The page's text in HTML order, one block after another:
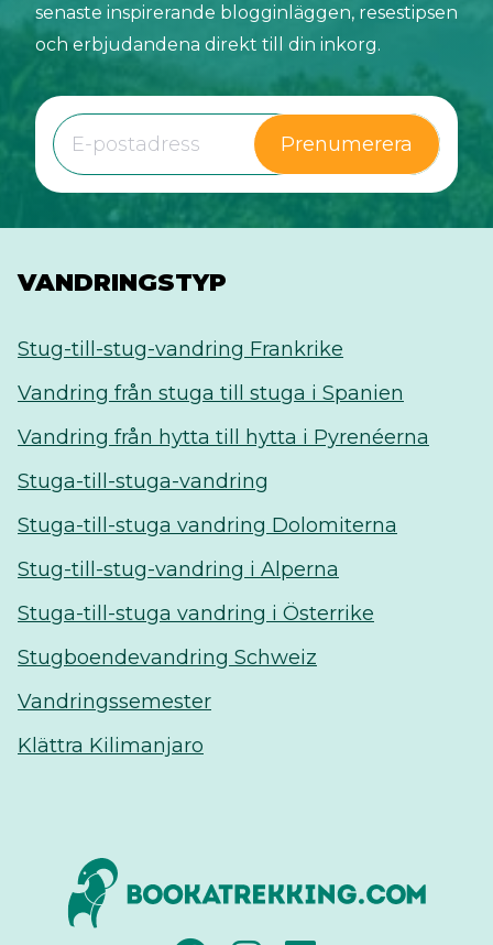
senaste inspirerande blogginläggen, resestipsen
och erbjudandena direkt till din inkorg.
Prenumerera
VANDRINGSTYP
Stug-till-stug-vandring Frankrike
Vandring från stuga till stuga i Spanien
Vandring från hytta till hytta i Pyrenéerna
Stuga-till-stuga-vandring
Stuga-till-stuga vandring Dolomiterna
Stug-till-stug-vandring i Alperna
Stuga-till-stuga vandring i Österrike
Stugboendevandring Schweiz
Vandringssemester
Klättra Kilimanjaro